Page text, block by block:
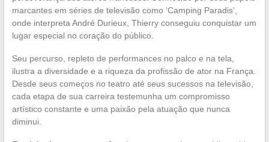
marcantes em séries de televisão como ‘Camping Paradis’,
onde interpreta André Durieux, Thierry conseguiu conquistar um
lugar especial no coração do público.
Seu percurso, repleto de performances no palco e na tela,
ilustra a diversidade e a riqueza da profissão de ator na França.
Desde seus começos no teatro até seus sucessos na televisão,
cada etapa de sua carreira testemunha um compromisso
artístico constante e uma paixão pela atuação que nunca
diminui.